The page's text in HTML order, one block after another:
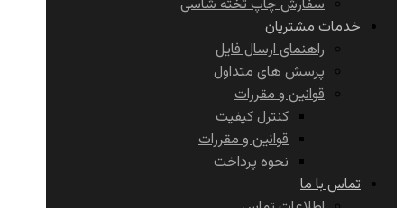
سفارش چاپ تخته شاسی
خدمات مشتریان
راهنمای ارسال فایل
پرسش های متداول
قوانین و مقررات
کنترل کیفیت
قوانین و مقررات
نحوه پرداخت
تماس با ما